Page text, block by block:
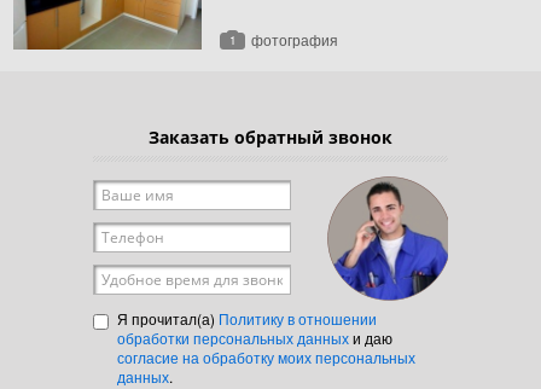
1 фотография
Заказать обратный звонок
Ваше имя
Телефон
Удобное время для звонка
Я прочитал(а) Политику в отношении
обработки персональных данныхи даю
согласие на обработку моих персональных
данных.